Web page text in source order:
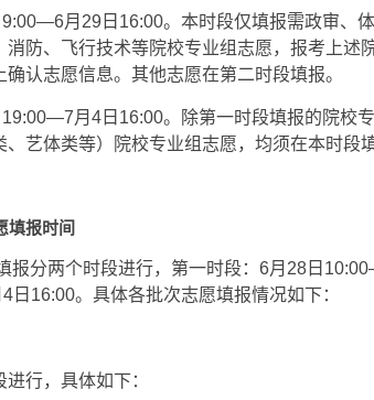
月29日16:00。本时段仅填报需政审、
消防、飞行技术等院校专业组志愿，报考上述
认志愿信息。其他志愿在第二时段填报。
月4日16:00。除第一时段填报的院校
、艺体类等）院校专业组志愿，均须在本时段
填报时间
报分两个时段进行，第一时段：6月28日
16:00。具体各批次志愿填报情况如下：
行，具体如下：